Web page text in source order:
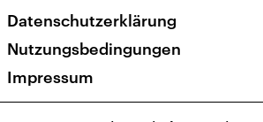
Veranstaltungen
Presse
Karriere
Transparenz
Datenschutzerklärung
Nutzungsbedingungen
Impressum